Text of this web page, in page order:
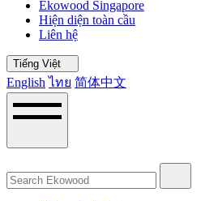
Ekowood Singapore
Hiện diện toàn cầu
Liên hệ
Tiếng Việt
English ไทย 简体中文